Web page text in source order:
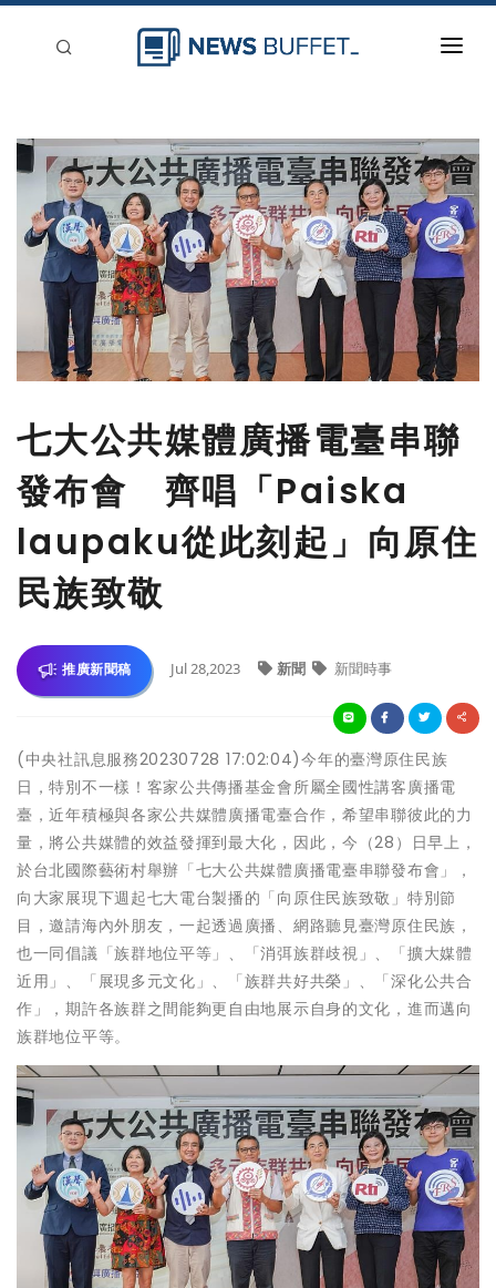
新聞稿分類
登入
刊登
七大公共媒體廣播電臺串聯
發布會 齊唱「Paiska
laupaku從此刻起」向原住
民族致敬
推廣新聞稿 Jul 28,2023 新聞 新聞時事
(中央社訊息服務20230728 17:02:04)今年的臺灣原住民族
日，特別不一樣！客家公共傳播基金會所屬全國性講客廣播電
臺，近年積極與各家公共媒體廣播電臺合作，希望串聯彼此的力
量，將公共媒體的效益發揮到最大化，因此，今（28）日早上，
於台北國際藝術村舉辦「七大公共媒體廣播電臺串聯發布會」，
向大家展現下週起七大電台製播的「向原住民族致敬」特別節
目，邀請海內外朋友，一起透過廣播、網路聽見臺灣原住民族，
也一同倡議「族群地位平等」、「消弭族群歧視」、「擴大媒體
近用」、「展現多元文化」、「族群共好共榮」、「深化公共合
作」，期許各族群之間能夠更自由地展示自身的文化，進而邁向
族群地位平等。